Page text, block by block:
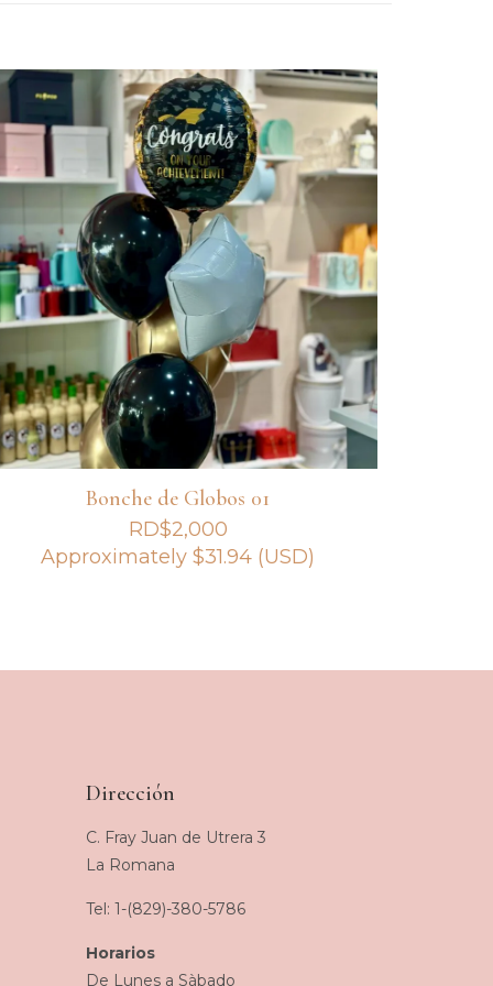
Bonche de Globos 01
RD$2,000
Approximately$31.94 (USD)
Dirección
C. Fray Juan de Utrera 3
La Romana
Tel: 1-(829)-380-5786
Horarios
De Lunes a Sàbado